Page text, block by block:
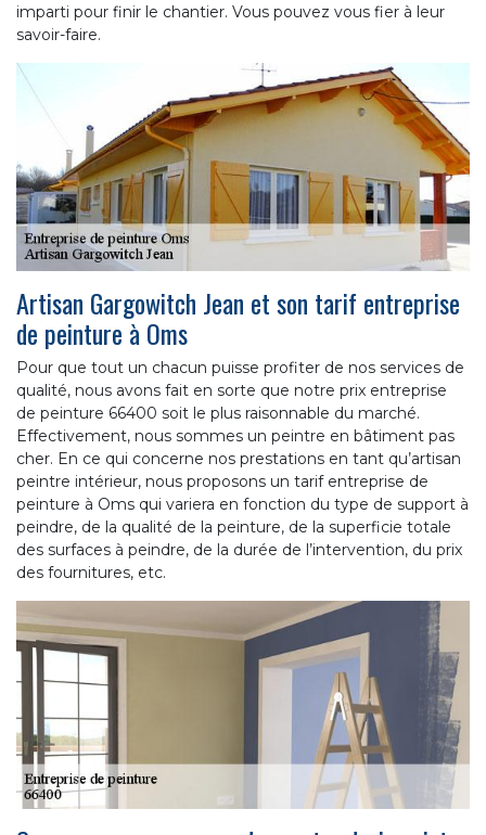
imparti pour finir le chantier. Vous pouvez vous fier à leur
savoir-faire.
Artisan Gargowitch Jean et son tarif entreprise
de peinture à Oms
Pour que tout un chacun puisse profiter de nos services de
qualité, nous avons fait en sorte que notre prix entreprise
de peinture 66400 soit le plus raisonnable du marché.
Effectivement, nous sommes un peintre en bâtiment pas
cher. En ce qui concerne nos prestations en tant qu’artisan
peintre intérieur, nous proposons un tarif entreprise de
peinture à Oms qui variera en fonction du type de support à
peindre, de la qualité de la peinture, de la superficie totale
des surfaces à peindre, de la durée de l’intervention, du prix
des fournitures, etc.